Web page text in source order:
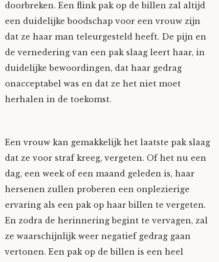
doorbreken. Een flink pak op de billen zal altijd
een duidelijke boodschap voor een vrouw zijn
dat ze haar man teleurgesteld heeft. De pijn en
de vernedering van een pak slaag leert haar, in
duidelijke bewoordingen, dat haar gedrag
onacceptabel was en dat ze het niet moet
herhalen in de toekomst.
Een vrouw kan gemakkelijk het laatste pak slaag
dat ze voor straf kreeg, vergeten. Of het nu een
dag, een week of een maand geleden is, haar
hersenen zullen proberen een onplezierige
ervaring als een pak op haar billen te vergeten.
En zodra de herinnering begint te vervagen, zal
ze waarschijnlijk weer negatief gedrag gaan
vertonen. Een pak op de billen is een heel